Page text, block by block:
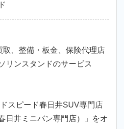
、整備・板金、保険代理店
リンスタンドのサービス
スピード春日井SUV専門店
日井ミニバン専門店）」をオ